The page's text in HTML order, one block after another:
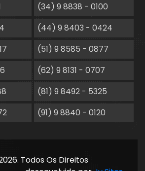
(34) 9 8838 - 0100
(44) 9 8403 - 0424
(51) 9 8585 - 0877
(62) 9 8131 - 0707
(81) 9 8492 - 5325
(91) 9 8840 - 0120
Todos Os Direitos